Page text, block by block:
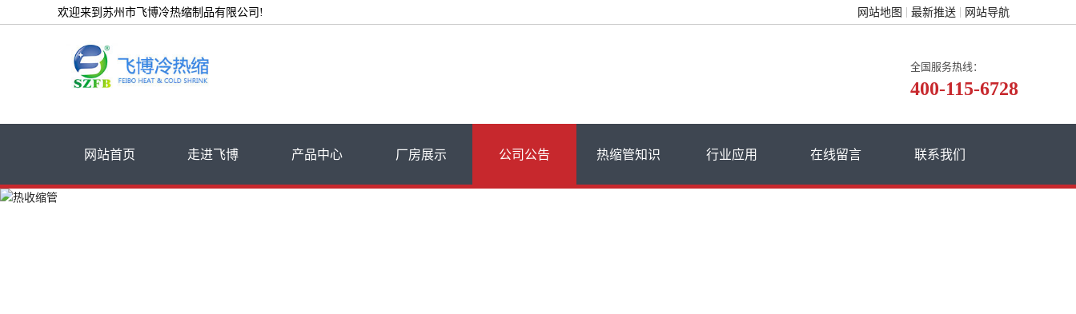
欢迎来到苏州市飞博冷热缩制品有限公司! 网站地图 最新推送 网站导航
全国服务热线：
400-115-6728
网站首页 走进飞博 产品中心 厂房展示 公司公告 热缩管知识 行业应用 在线留言 联系我们